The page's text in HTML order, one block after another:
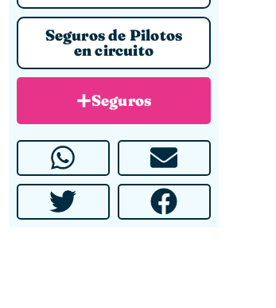
Seguros de Pilotos
en circuito
Seguros